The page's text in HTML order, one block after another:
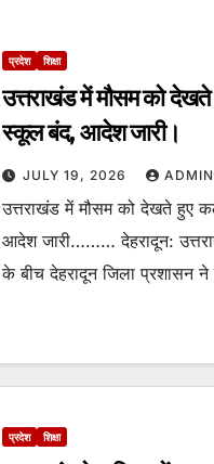
प्रदेश शिक्षा
उत्तराखंड में मौसम को
स्कूल बंद, आदेश जारी।
JULY 19, 2026 ADMIN
उत्तराखंड में मौसम को देखते हुए
आदेश जारी……… देहरादून:
के बीच देहरादून जिला प्रशासन
प्रदेश शिक्षा